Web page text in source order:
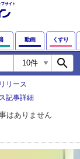
動画 くすり
search
リース
記事詳細
はありません